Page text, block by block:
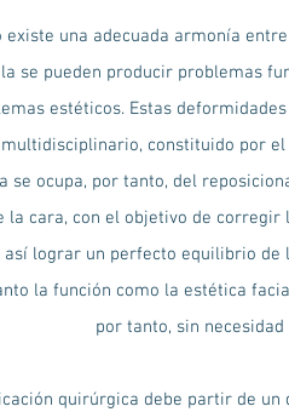
existe una adecuada armonía
se pueden producir problemas
estéticos. Estas
constituido por
se ocupa, por tanto, del
la cara, con el objetivo de
así lograr un perfecto equilibrio
la función como la estética
por tanto, sin
quirúrgica debe partir de un